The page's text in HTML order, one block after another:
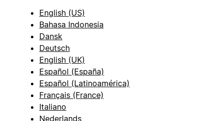
English (US)
Bahasa Indonesia
Dansk
Deutsch
English (UK)
Español (España)
Español (Latinoamérica)
Français (France)
Italiano
Nederlands